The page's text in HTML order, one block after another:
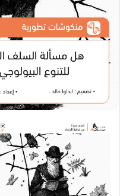
ن
ي